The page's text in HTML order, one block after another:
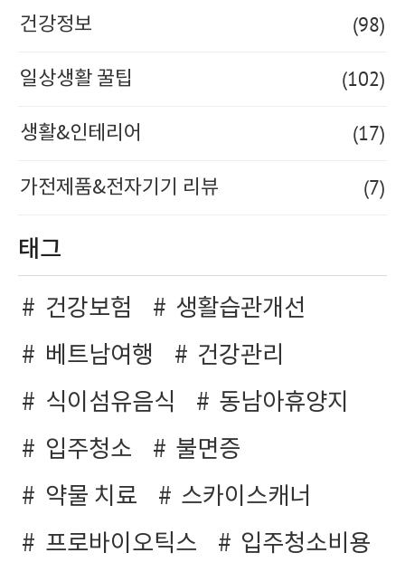
건강정보 (98)
일상생활 꿀팁 (102)
생활&인테리어 (17)
가전제품&전자기기 리뷰 (7)
태그
건강보험
생활습관개선
베트남여행
건강관리
식이섬유음식
동남아휴양지
입주청소
불면증
약물 치료
스카이스캐너
프로바이오틱스
입주청소비용